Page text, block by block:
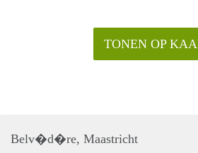
TONEN OP
Belv�d�re, Maastricht